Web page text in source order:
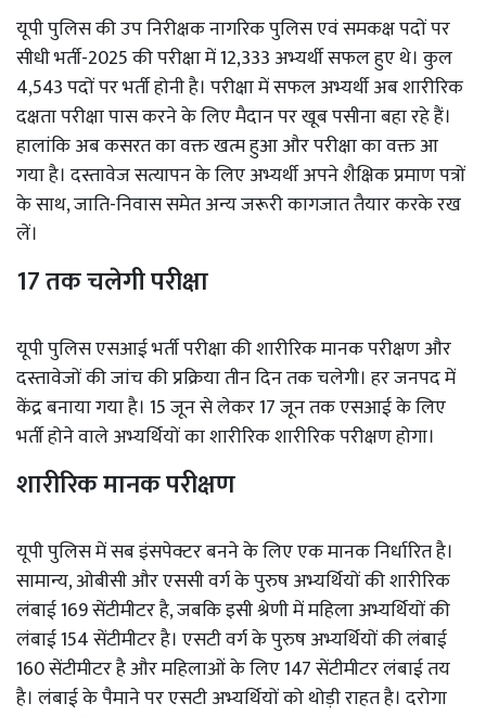
यूपी पुलिस की उप निरीक्षक नागरिक पुलिस एवं समकक्ष पदों पर
सीधी भर्ती-2025 की परीक्षा में 12,333 अभ्यर्थी सफल हुए थे। कुल
4,543 पदों पर भर्ती होनी है। परीक्षा में सफल अभ्यर्थी अब शारीरिक
दक्षता परीक्षा पास करने के लिए मैदान पर खूब पसीना बहा रहे हैं।
हालांकि अब कसरत का वक्त खत्म हुआ और परीक्षा का वक्त आ
गया है। दस्तावेज सत्यापन के लिए अभ्यर्थी अपने शैक्षिक प्रमाण पत्रों
के साथ, जाति-निवास समेत अन्य जरूरी कागजात तैयार करके रख
लें।
17 तक चलेगी परीक्षा
यूपी पुलिस एसआई भर्ती परीक्षा की शारीरिक मानक परीक्षण और
दस्तावेजों की जांच की प्रक्रिया तीन दिन तक चलेगी। हर जनपद में
केंद्र बनाया गया है। 15 जून से लेकर 17 जून तक एसआई के लिए
भर्ती होने वाले अभ्यर्थियों का शारीरिक शारीरिक परीक्षण होगा।
शारीरिक मानक परीक्षण
यूपी पुलिस में सब इंसपेक्टर बनने के लिए एक मानक निर्धारित है।
सामान्य, ओबीसी और एससी वर्ग के पुरुष अभ्यर्थियों की शारीरिक
लंबाई 169 सेंटीमीटर है, जबकि इसी श्रेणी में महिला अभ्यर्थियों की
लंबाई 154 सेंटीमीटर है। एसटी वर्ग के पुरुष अभ्यर्थियों की लंबाई
160 सेंटीमीटर है और महिलाओं के लिए 147 सेंटीमीटर लंबाई तय
है। लंबाई के पैमाने पर एसटी अभ्यर्थियों को थोड़ी राहत है। दरोगा